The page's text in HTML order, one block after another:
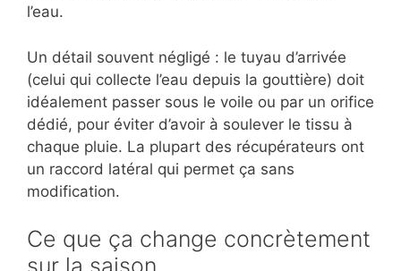
l’eau.
Un détail souvent négligé : le tuyau d’arrivée
(celui qui collecte l’eau depuis la gouttière) doit
idéalement passer sous le voile ou par un orifice
dédié, pour éviter d’avoir à soulever le tissu à
chaque pluie. La plupart des récupérateurs ont
un raccord latéral qui permet ça sans
modification.
Ce que ça change concrètement